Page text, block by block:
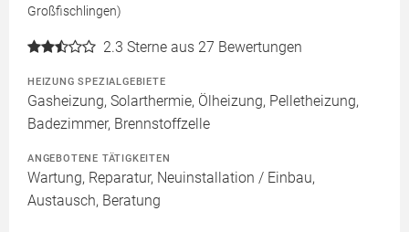
Großfischlingen)
2.3 Sterne aus 27 Bewertungen
HEIZUNG SPEZIALGEBIETE
Gasheizung, Solarthermie, Ölheizung, Pelletheizung,
Badezimmer, Brennstoffzelle
ANGEBOTENE TÄTIGKEITEN
Wartung, Reparatur, Neuinstallation / Einbau,
Austausch, Beratung